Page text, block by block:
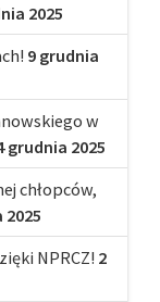
2025
9 grudnia
w
grudnia 2025
chłopców,
2025
NPRCZ! 2